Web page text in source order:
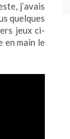
j’avais
quelques
jeux ci-
en main le